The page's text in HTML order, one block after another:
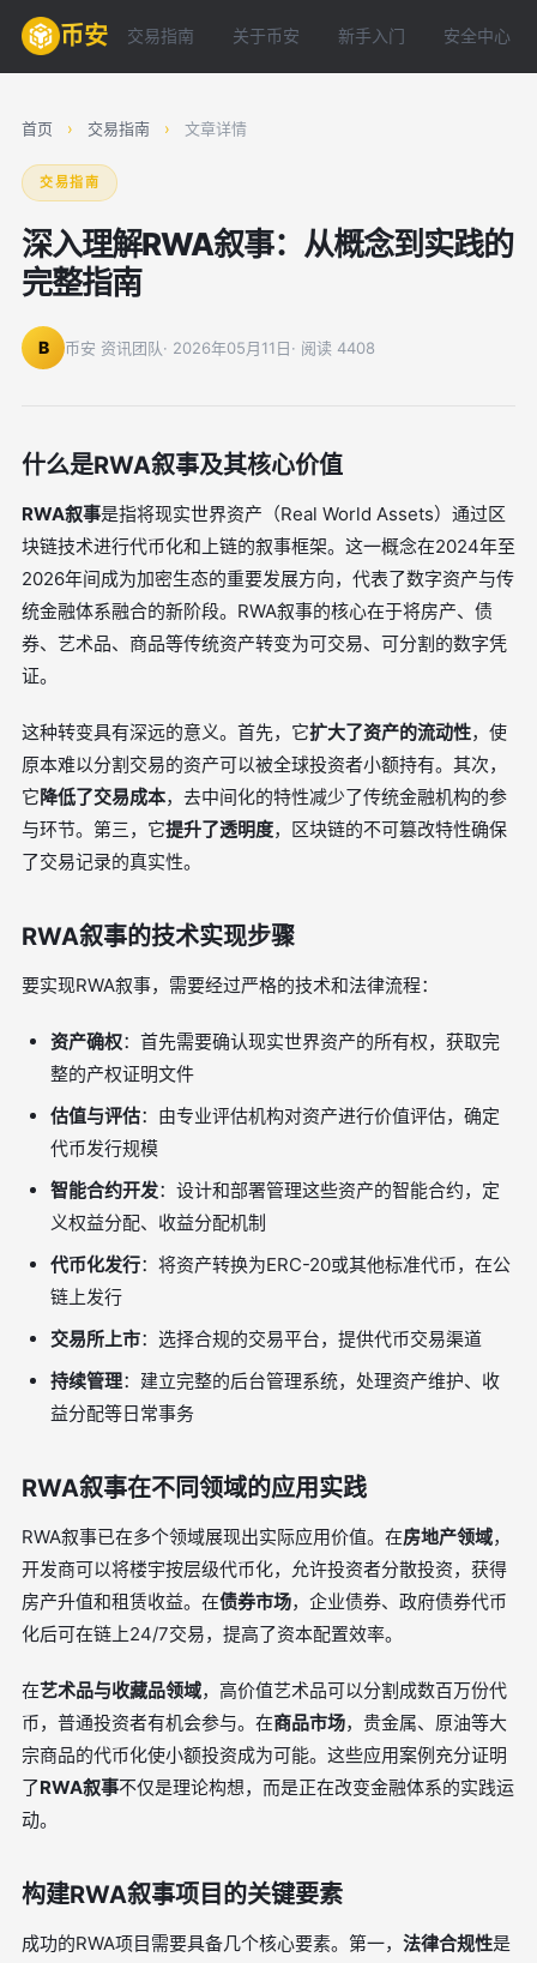
币安 交易指南 关于币安 新手入门 安全中心
首页 › 交易指南 › 文章详情
交易指南
深入理解RWA叙事：从概念到实践的
完整指南
B 币安 资讯团队· 2026年05月11日· 阅读 4408
什么是RWA叙事及其核心价值
RWA叙事是指将现实世界资产（Real World Assets）通过区
块链技术进行代币化和上链的叙事框架。这一概念在2024年至
2026年间成为加密生态的重要发展方向，代表了数字资产与传
统金融体系融合的新阶段。RWA叙事的核心在于将房产、债
券、艺术品、商品等传统资产转变为可交易、可分割的数字凭
证。
这种转变具有深远的意义。首先，它扩大了资产的流动性，使
原本难以分割交易的资产可以被全球投资者小额持有。其次，
它降低了交易成本，去中间化的特性减少了传统金融机构的参
与环节。第三，它提升了透明度，区块链的不可篡改特性确保
了交易记录的真实性。
RWA叙事的技术实现步骤
要实现RWA叙事，需要经过严格的技术和法律流程：
资产确权：首先需要确认现实世界资产的所有权，获取完
整的产权证明文件
估值与评估：由专业评估机构对资产进行价值评估，确定
代币发行规模
智能合约开发：设计和部署管理这些资产的智能合约，定
义权益分配、收益分配机制
代币化发行：将资产转换为ERC-20或其他标准代币，在公
链上发行
交易所上市：选择合规的交易平台，提供代币交易渠道
持续管理：建立完整的后台管理系统，处理资产维护、收
益分配等日常事务
RWA叙事在不同领域的应用实践
RWA叙事已在多个领域展现出实际应用价值。在房地产领域，
开发商可以将楼宇按层级代币化，允许投资者分散投资，获得
房产升值和租赁收益。在债券市场，企业债券、政府债券代币
化后可在链上24/7交易，提高了资本配置效率。
在艺术品与收藏品领域，高价值艺术品可以分割成数百万份代
币，普通投资者有机会参与。在商品市场，贵金属、原油等大
宗商品的代币化使小额投资成为可能。这些应用案例充分证明
了RWA叙事不仅是理论构想，而是正在改变金融体系的实践运
动。
构建RWA叙事项目的关键要素
成功的RWA项目需要具备几个核心要素。第一， 法律合规性是